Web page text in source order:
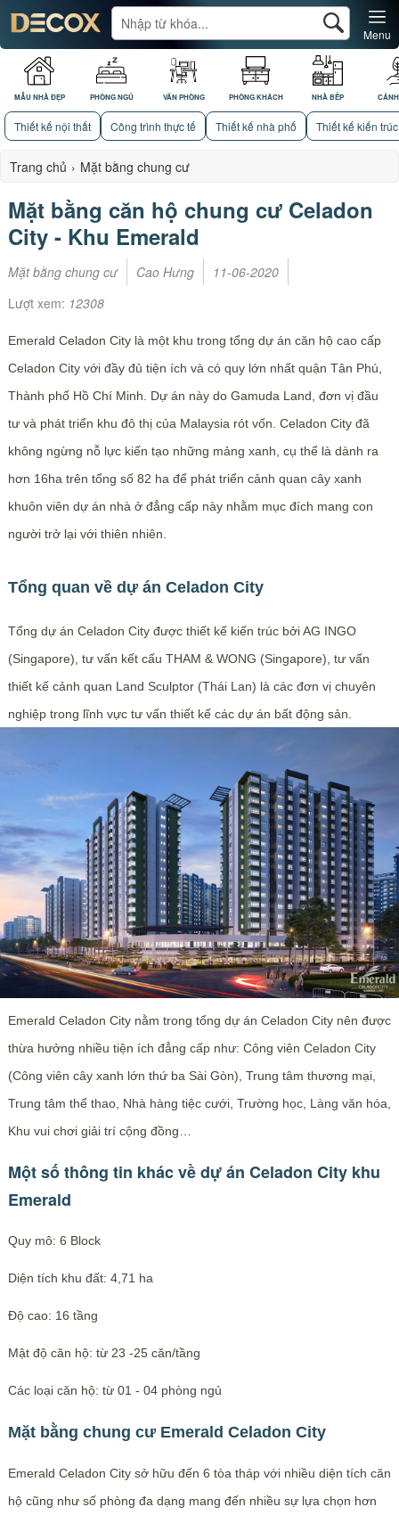
MẪU NHÀ ĐẸP PHÒNG NGỦ VĂN PHÒNG PHÒNG KHÁCH NHÀ BẾP
Menu
Thiết kế nội thất Công trình thực tế Thiết kế nhà phố Thiết kế kiến trúc
Trang chủ › Mặt bằng chung cư
Mặt bằng căn hộ chung cư Celadon
City - Khu Emerald
Mặt bằng chung cư Cao Hưng
11-06-2020
Lượt xem: 12308
Emerald Celadon City là một khu trong tổng dự án căn hộ cao cấp
Celadon City với đầy đủ tiện ích và có quy lớn nhất quận Tân Phú,
Thành phố Hồ Chí Minh. Dự án này do Gamuda Land, đơn vị đầu
tư và phát triển khu đô thị của Malaysia rót vốn. Celadon City đã
không ngừng nỗ lực kiến tạo những mảng xanh, cụ thể là dành ra
hơn 16ha trên tổng số 82 ha để phát triển cảnh quan cây xanh
khuôn viên dự án nhà ở đẳng cấp này nhằm mục đích mang con
người trở lại với thiên nhiên.
Tổng quan về dự án Celadon City
Tổng dự án Celadon City được thiết kế kiến trúc bởi AG INGO
(Singapore), tư vấn kết cấu THAM & WONG (Singapore), tư vấn
thiết kế cảnh quan Land Sculptor (Thái Lan) là các đơn vị chuyên
nghiệp trong lĩnh vực tư vấn thiết kế các dự án bất động sản.
Emerald Celadon City nằm trong tổng dự án Celadon City nên được
thừa hưởng nhiều tiện ích đẳng cấp như: Công viên Celadon City
(Công viên cây xanh lớn thứ ba Sài Gòn), Trung tâm thương mại,
Trung tâm thể thao, Nhà hàng tiệc cưới, Trường học, Làng văn hóa,
Khu vui chơi giải trí cộng đồng…
Một số thông tin khác về dự án Celadon City khu
Emerald
Quy mô: 6 Block
Diện tích khu đất: 4,71 ha
Độ cao: 16 tầng
Mật độ căn hộ: từ 23 -25 căn/tầng
Các loại căn hộ: từ 01 - 04 phòng ngủ
Mặt bằng chung cư Emerald Celadon City
Emerald Celadon City sở hữu đến 6 tòa tháp với nhiều diện tích căn
hộ cũng như số phòng đa dạng mang đến nhiều sự lựa chọn hơn